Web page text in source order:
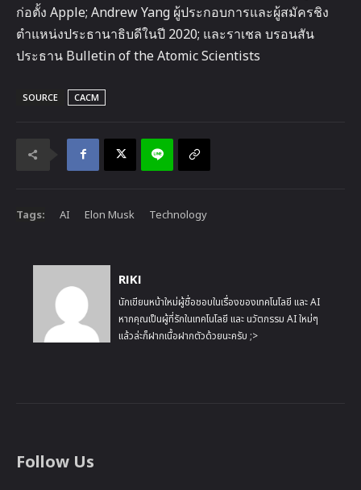
ก่อตั้ง Apple; Andrew Yang ผู้ประกอบการและผู้สมัครชิง
ตำแหน่งประธานาธิบดีในปี 2020; และราเชล บรอนสัน
ประธาน Bulletin of the Atomic Scientists
SOURCE CACM
Tags: AI Elon Musk Technology
RIKI
นักเขียนหน้าใหม่ผู้ชื่อชอบในเรื่องของเทคโนโลยี และ AI
หากคุณเป็นผู้ที่รักในเทคโนโลยี และ นวัตกรรม AI ใหม่ๆ
แล้วล่ะก็ฝากเนื้อฝากตัวด้วยนะครับ ;>
Follow Us